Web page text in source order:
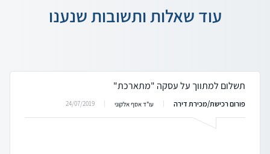
עוד שאלות ותשובות שנענו
תשלום למתווך על עסקה "מתארכת"
פורום רכישת/מכירת דירה עו"ד אסף אלקוני 24/07/2019